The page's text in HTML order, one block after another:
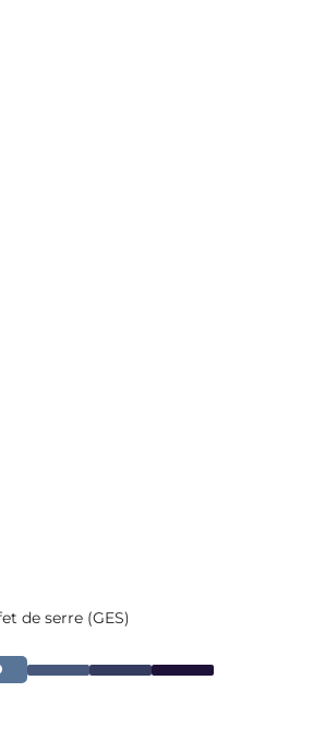
de serre (GES)